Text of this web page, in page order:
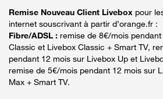
Remise Nouveau Client Livebox pour
internet souscrivant à partir d’orange.fr :
Fibre/ADSL : remise de 8€/mois
Classic et Livebox Classic + Smart TV,
pendant 12 mois sur Livebox Up et
remise de 5€/mois pendant 12 mois sur
Max + Smart TV.